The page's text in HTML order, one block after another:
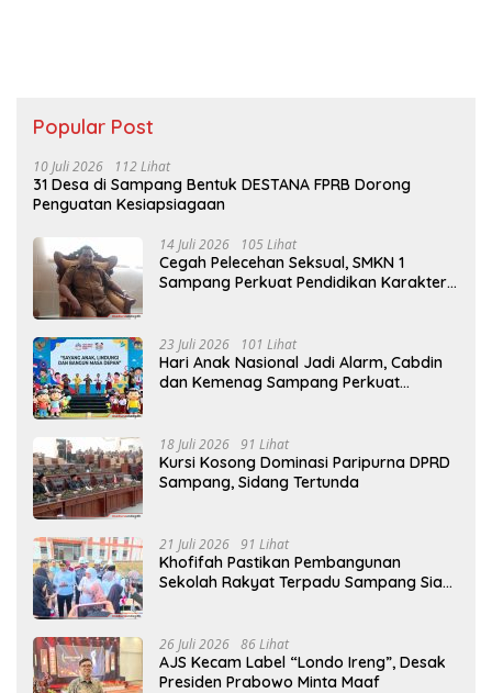
Popular Post
10 Juli 2026 112 Lihat
31 Desa di Sampang Bentuk DESTANA FPRB Dorong
Penguatan Kesiapsiagaan
14 Juli 2026 105 Lihat
Cegah Pelecehan Seksual, SMKN 1
Sampang Perkuat Pendidikan Karakter
23 Juli 2026 101 Lihat
Hari Anak Nasional Jadi Alarm, Cabdin
dan Kemenag Sampang Perkuat
18 Juli 2026 91 Lihat
Kursi Kosong Dominasi Paripurna DPRD
Sampang, Sidang Tertunda
21 Juli 2026 91 Lihat
Khofifah Pastikan Pembangunan
Sekolah Rakyat Terpadu Sampang Siap
26 Juli 2026 86 Lihat
AJS Kecam Label “Londo Ireng”, Desak
Presiden Prabowo Minta Maaf